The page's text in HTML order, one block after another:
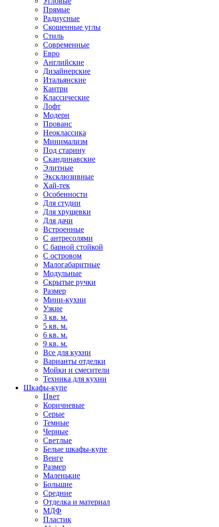
Прямые
Радиусные
Скошенные углы
Стиль
Современные
Евро
Английские
Дизайнерские
Итальянские
Кантри
Классические
Лофт
Модерн
Прованс
Неоклассика
Минимализм
Под старину
Скандинавские
Элитные
Эксклюзивные
Хай-тек
Особенности
Для студии
Для хрущевки
Для дачи
Встроенные
С антресолями
С барной стойкой
С островом
Малогабаритные
Модульные
Скрытые ручки
Размер
Мини-кухни
Узкие
3 кв. м.
5 кв. м.
6 кв. м.
9 кв. м.
Все для кухни
Варианты отделки
Мойки и смесители
Техника для кухни
Шкафы-купе
Цвет
Коричневые
Серые
Темные
Черные
Светлые
Белые шкафы-купе
Венге
Размер
Маленькие
Большие
Средние
Отделка и материал
МДФ
Пластик